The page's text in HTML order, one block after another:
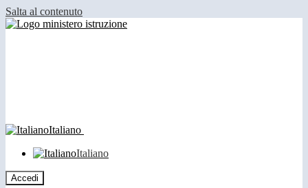
Salta al contenuto
Italiano
Italiano
Accedi